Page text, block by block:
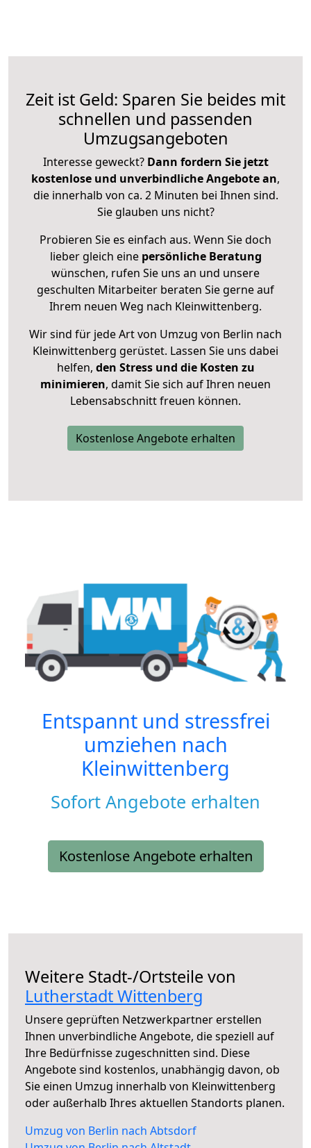
Zeit ist Geld: Sparen Sie beides mit
schnellen und passenden
Umzugsangeboten
Interesse geweckt? Dann fordern Sie jetzt
kostenlose und unverbindliche Angebote an,
die innerhalb von ca. 2 Minuten bei Ihnen sind.
Sie glauben uns nicht?
Probieren Sie es einfach aus. Wenn Sie doch
lieber gleich eine persönliche Beratung
wünschen, rufen Sie uns an und unsere
geschulten Mitarbeiter beraten Sie gerne auf
Ihrem neuen Weg nach Kleinwittenberg.
Wir sind für jede Art von Umzug von Berlin nach
Kleinwittenberg gerüstet. Lassen Sie uns dabei
helfen, den Stress und die Kosten zu
minimieren, damit Sie sich auf Ihren neuen
Lebensabschnitt freuen können.
Kostenlose Angebote erhalten
Entspannt und stressfrei
umziehen nach
Kleinwittenberg
Sofort Angebote erhalten
Kostenlose Angebote erhalten
Weitere Stadt-/Ortsteile von
Lutherstadt Wittenberg
Unsere geprüften Netzwerkpartner erstellen
Ihnen unverbindliche Angebote, die speziell auf
Ihre Bedürfnisse zugeschnitten sind. Diese
Angebote sind kostenlos, unabhängig davon, ob
Sie einen Umzug innerhalb von Kleinwittenberg
oder außerhalb Ihres aktuellen Standorts planen.
Umzug von Berlin nach Abtsdorf